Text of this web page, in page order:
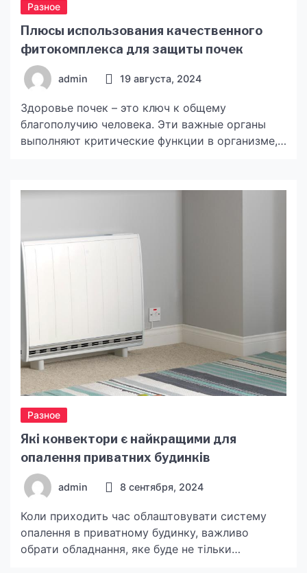
Разное
Плюсы использования качественного
фитокомплекса для защиты почек
admin 19 августа, 2024
Здоровье почек – это ключ к общему
благополучию человека. Эти важные органы
выполняют критические функции в организме,
артериального давления и выведение излишков
нагрузкам из-за неправильного питания,
стресса, воздействия токсинов и других
факторов. Использование качественного
фитокомплекса нокамен […]
Разное
Які конвектори є найкращими для
опалення приватних будинків
admin 8 сентября, 2024
Коли приходить час облаштовувати систему
опалення в приватному будинку, важливо
обрати обладнання, яке буде не тільки